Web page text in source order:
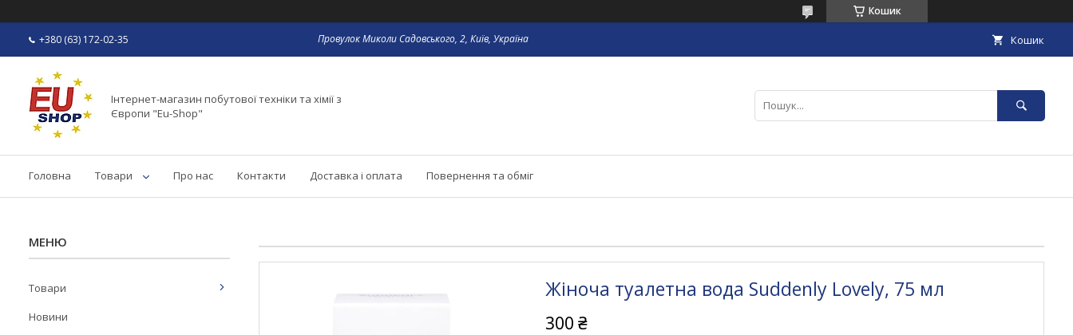
Кошик
+380 (63) 172-02-35 Провулок Миколи Садовського, 2, Київ, Україна Кошик
Інтернет-магазин побутової техніки та хімії з
Європи "Eu-Shop"
Головна Товари Про нас Контакти Доставка і оплата Повернення та обміг
Жіноча туалетна вода Suddenly Lovely, 75 мл
300 ₴
Товари
Новини